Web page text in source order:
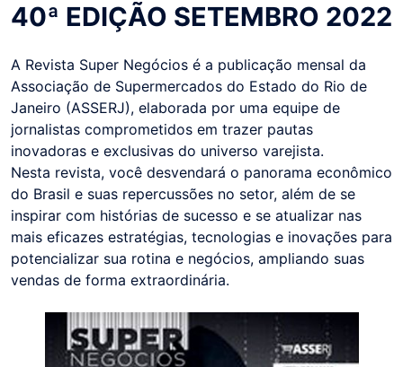
40ª EDIÇÃO SETEMBRO 2022
A Revista Super Negócios é a publicação mensal da
Associação de Supermercados do Estado do Rio de
Janeiro (ASSERJ), elaborada por uma equipe de
jornalistas comprometidos em trazer pautas
inovadoras e exclusivas do universo varejista.
Nesta revista, você desvendará o panorama econômico
do Brasil e suas repercussões no setor, além de se
inspirar com histórias de sucesso e se atualizar nas
mais eficazes estratégias, tecnologias e inovações para
potencializar sua rotina e negócios, ampliando suas
vendas de forma extraordinária.